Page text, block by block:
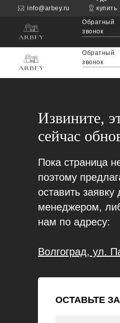
купить
info@arbey.ru
Обратный
звонок
Обратный
звонок
Извините,
сейчас
Пока страница
поэтому
оставить заявку
менеджером,
нам по адресу:
Волгоград, ул.
ОСТАВЬТЕ